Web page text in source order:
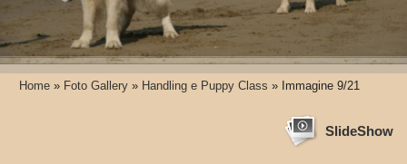
Home » Foto Gallery » Handling e Puppy Class » Immagine 9/21
SlideShow